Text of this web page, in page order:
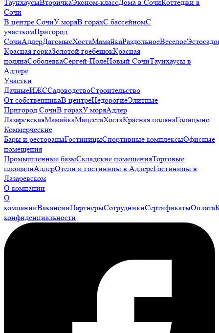
ТаунхаусыВторичкаЭконом-классДома в СочиКоттеджи в
Сочи
В центре СочиУ моряВ горахС бассейномС
участкомПригород
СочиАдлерДагомысХостаМамайкаРаздольноеВеселое
Красная горкаЗолотой гребешокКрасная
полянаСоболевкаСергей-ПолеНовый СочиТаунхаусы в
Адлере
Участки
ДачныеИЖССадоводствоСтроительство
От собственникаВ центреНедорогиеЭлитные
Пригород СочиВ горахУ моряАдлер
ЛазаревскаяМамайкаМацестаХостаКрасная полянаГолицыно
Коммерческие
Бары и рестораныГостиницыСпортивные комплексыОфисные
помещения
Промышленные базыСкладские помещенияТорговые
площадиАдлерОтели и гостиницы в АдлереГостиницы в
Лазаревском
О компании
О
компанииВакансииПартнерыСотрудникиСертификатыОплата
конфиденциальности